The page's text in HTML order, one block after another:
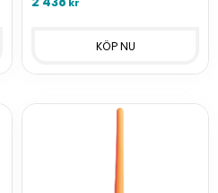
kr